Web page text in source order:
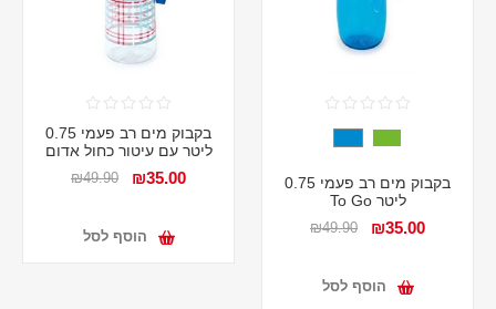
בקבוק מים רב פעמי 0.75
ליטר To Go
₪35.00
₪49.90
הוסף לסל
בקבוק מים רב פעמי 0.75
ליטר עם עיטור כחול אדום
₪35.00
₪49.90
הוסף לסל